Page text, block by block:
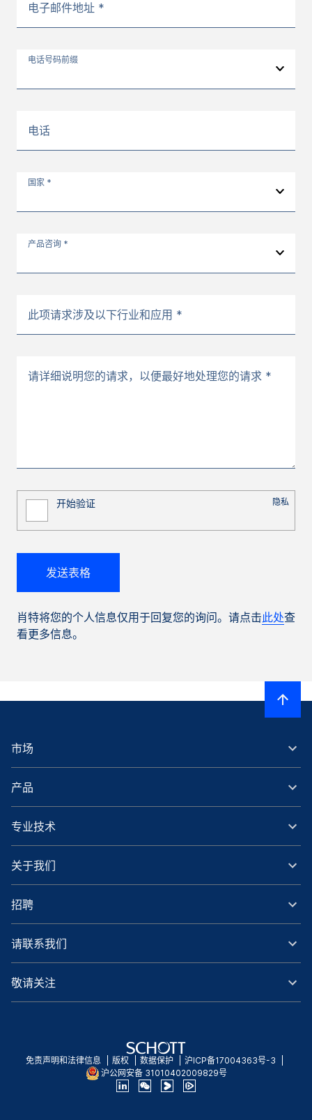
电子邮件地址 *
电话号码前缀
电话
国家 *
产品咨询 *
此项请求涉及以下行业和应用 *
请详细说明您的请求，以便最好地处理您的请求 *
肖特将您的个人信息仅用于回复您的询问。请点击此处查
看更多信息。
市场
产品
专业技术
关于我们
招聘
请联系我们
敬请关注
免责声明和法律信息 版权 数据保护
沪ICP备17004363号-3
沪公网安备 31010402009829号